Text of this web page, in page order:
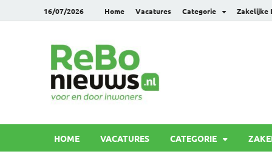
16/07/2026 Home Vacatures Categorie Zakelijke
HOME VACATURES CATEGORIE